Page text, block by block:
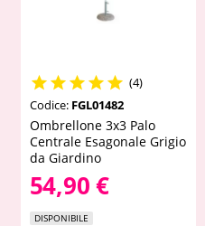
 (4)
Codice: FGL01482
Ombrellone 3x3 Palo
Centrale Esagonale Grigio
da Giardino
54,90 €
DISPONIBILE